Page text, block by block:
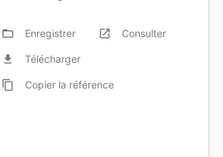
folder_open Enregistrer launch Consulter
file_download Télécharger
content_copy Copier la référence